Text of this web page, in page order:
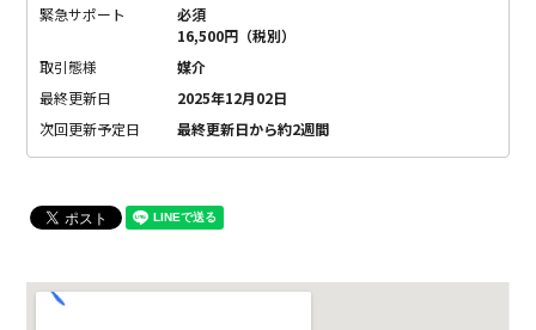
緊急サポート
必須
16,500円（税別）
取引態様
媒介
最終更新日
2025年12月02日
次回更新予定日
最終更新日から約2週間